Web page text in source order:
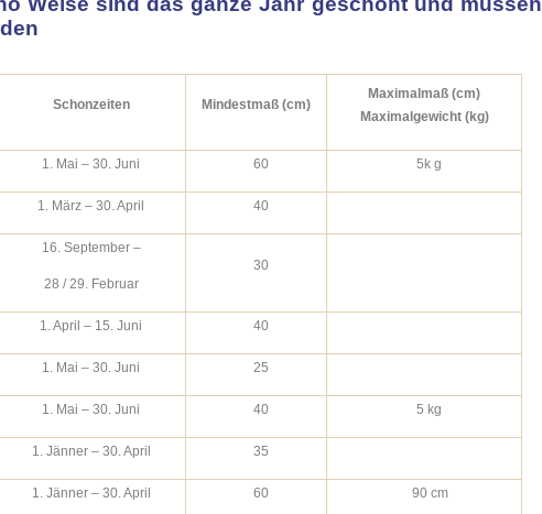
Schonzeiten Mindestmaß (cm)
Maximalmaß (cm)
Maximalgewicht (kg)
1. Mai – 30. Juni 60 5k g
1. März – 30. April 40
16. September –
28 / 29. Februar
30
1. April – 15. Juni 40
1. Mai – 30. Juni 25
1. Mai – 30. Juni 40 5 kg
1. Jänner – 30. April 35
1. Jänner – 30. April 60 90 cm